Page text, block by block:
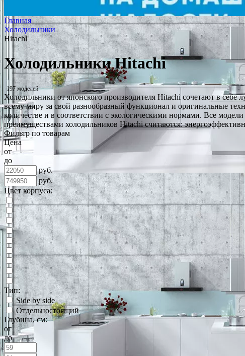
Главная
Холодильники
Hitachi
Холодильники Hitachi
197 моделей
Холодильники от японского производителя Hitachi сочетают в
всему миру за свой разнообразный функционал и оригинальные
количестве и в соответствии с экологическими нормами. Все
преимуществами холодильников Hitachi считаются:
Фильтр по товарам
Цена
от
до
руб.
руб.
Цвет корпуса:
Тип:
Side by side
Отдельностоящий
Глубина, см:
от
до